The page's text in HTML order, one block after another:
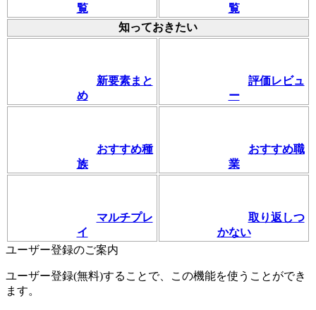
覧
覧
知っておきたい
新要素まと
め
評価レビュ
ー
おすすめ種
族
おすすめ職
業
マルチプレ
イ
取り返しつ
かない
ユーザー登録のご案内
ユーザー登録(無料)することで、この機能を使うことができ
ます。